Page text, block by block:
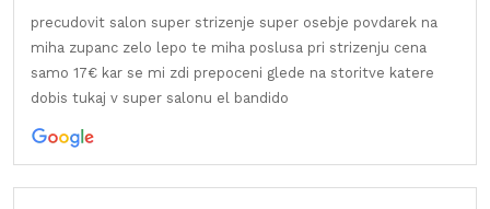
precudovit salon super strizenje super osebje povdarek na
miha zupanc zelo lepo te miha poslusa pri strizenju cena
samo 17€ kar se mi zdi prepoceni glede na storitve katere
dobis tukaj v super salonu el bandido